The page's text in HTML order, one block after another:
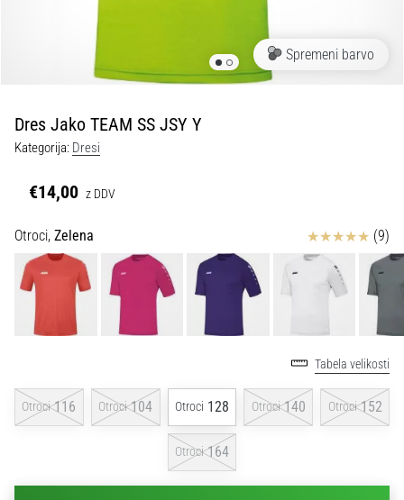
dotik
|
11teamsports
•
1 min. branja
Play
More
se
na
Spremeni barvo
Dres Jako TEAM SS JSY Y
Kategorija: Dresi
€14,00 z DDV
Otroci, Zelena Ocena izdelka(9)
Tabela velikosti
Otroci 116 Otroci 104 Otroci 128 Otroci 140 Otroci 152
Otroci 164